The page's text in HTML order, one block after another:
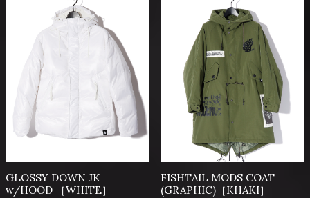
GLOSSY DOWN JK
w/HOOD ［WHITE］
FISHTAIL MODS COAT
(GRAPHIC)［KHAKI］